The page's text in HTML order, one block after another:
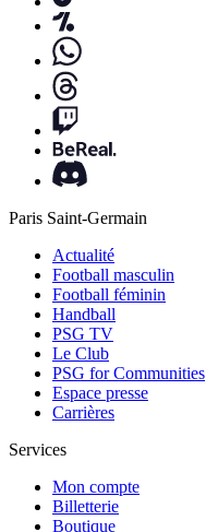
Paris Saint-Germain
Actualité
Football masculin
Football féminin
Handball
PSG TV
Le Club
PSG for Communities
Espace presse
Carrières
Services
Mon compte
Billetterie
Boutique